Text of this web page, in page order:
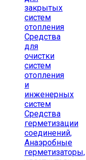
закрытых
систем
отопления
Средства
для
очистки
систем
отопления
и
инженерных
систем
Средства
герметизации
соединений,
Анаэробные
герметизаторы,